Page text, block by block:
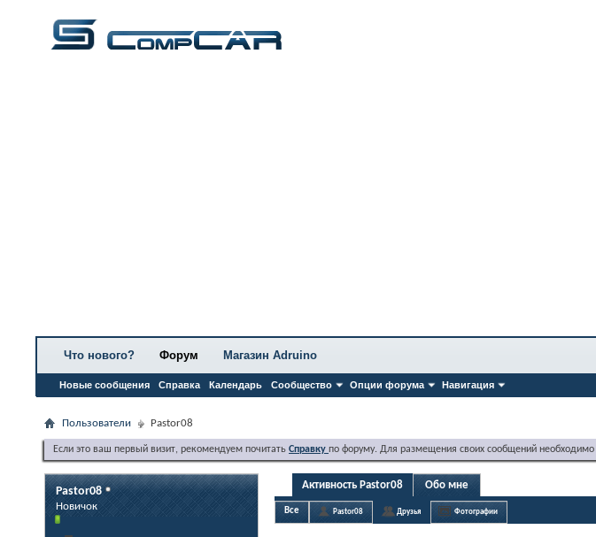
Что нового? Форум
Новые сообщения Справка Календарь Сообщество Опции форума Навигация
Магазин Adruino
Пользователи Pastor08
Если это ваш первый визит, рекомендуем почитать Справку по форуму. Для размещения своих сообщений необходимо
Pastor08
Новичок
Активность Pastor08 Обо мне
Все Pastor08 Друзья Фотографии